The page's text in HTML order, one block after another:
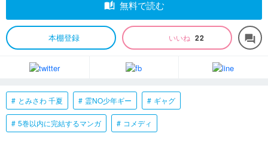
auto_stories 無料で読む
本棚登録 いいね 22 forum
とみさわ 千夏 霊NO少年ギー ギャグ
5巻以内に完結するマンガ コメディ